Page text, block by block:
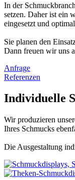
In der
setzen. Daher ist ein
eingesetzt und
Sie planen den
Dann freuen wir uns
Anfrage
Referenzen
Individuelle
Wir produzieren
Ihres Schmucks
Die Ausgestaltung